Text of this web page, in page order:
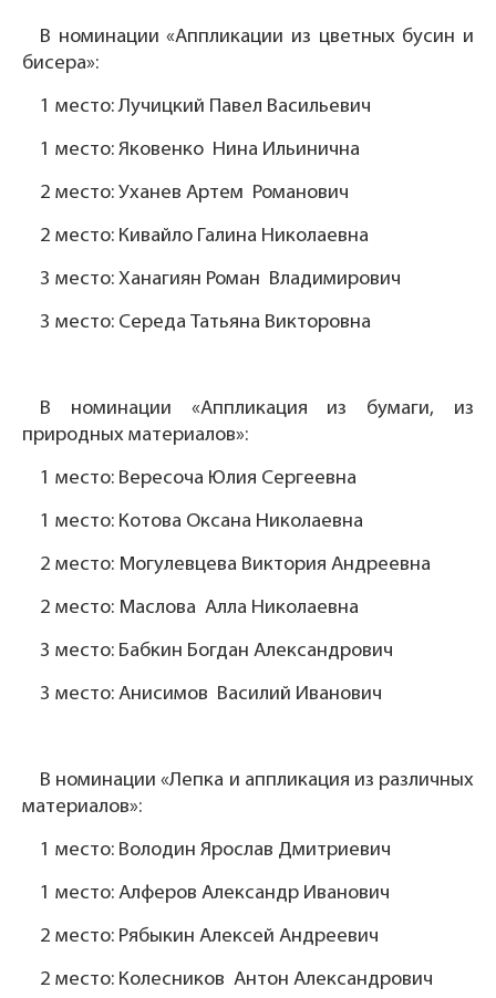
В номинации «Аппликации из цветных бусин и
бисера»:
1 место: Лучицкий Павел Васильевич
1 место: Яковенко Нина Ильинична
2 место: Уханев Артем Романович
2 место: Кивайло Галина Николаевна
3 место: Ханагиян Роман Владимирович
3 место: Середа Татьяна Викторовна
В номинации «Аппликация из бумаги, из
природных материалов»:
1 место: Вересоча Юлия Сергеевна
1 место: Котова Оксана Николаевна
2 место: Могулевцева Виктория Андреевна
2 место: Маслова Алла Николаевна
3 место: Бабкин Богдан Александрович
3 место: Анисимов Василий Иванович
В номинации «Лепка и аппликация из различных
материалов»:
1 место: Володин Ярослав Дмитриевич
1 место: Алферов Александр Иванович
2 место: Рябыкин Алексей Андреевич
2 место: Колесников Антон Александрович